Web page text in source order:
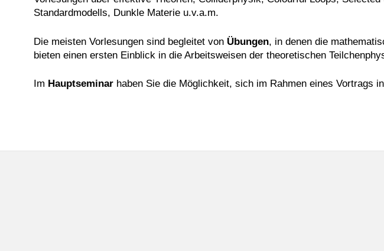
Standardmodells, Dunkle Materie u.v.a.m.
Die meisten Vorlesungen sind begleitet von Übungen, in denen die
bieten einen ersten Einblick in die Arbeitsweisen der theoretischen
Im Hauptseminar haben Sie die Möglichkeit, sich im Rahmen eines Vortrags